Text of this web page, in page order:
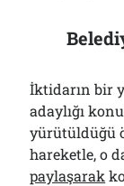
İktidarın bir
adaylığı
yürütüldüğü
hareketle, o
paylaşarak